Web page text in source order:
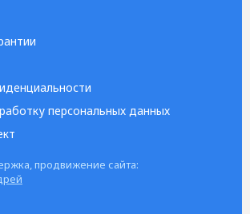
персональных данных
продвижение сайта: